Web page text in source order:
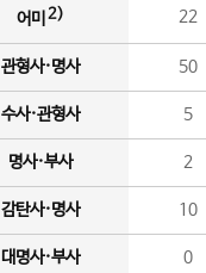
어미 2) 22
관형사·명사 50
수사·관형사 5
명사·부사 2
감탄사·명사 10
대명사·부사 0